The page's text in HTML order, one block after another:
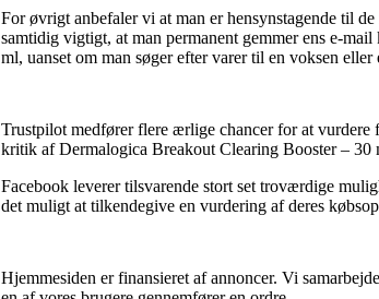
For øvrigt anbefaler vi at man er hensynstagende til
samtidig vigtigt, at man permanent gemmer ens e-
ml, uanset om man søger efter varer til en voksen eller
Trustpilot medfører flere ærlige chancer for at
kritik af Dermalogica Breakout Clearing Booster – 30
Facebook leverer tilsvarende stort set troværdige
det muligt at tilkendegive en vurdering af deres
Hjemmesiden er finansieret af annoncer. Vi